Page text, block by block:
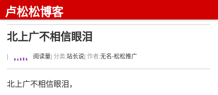
卢松松博客
北上广不相信眼泪
阅读量 | 分类:站长说 | 作者:无名-松松推广
北上广不相信眼泪，